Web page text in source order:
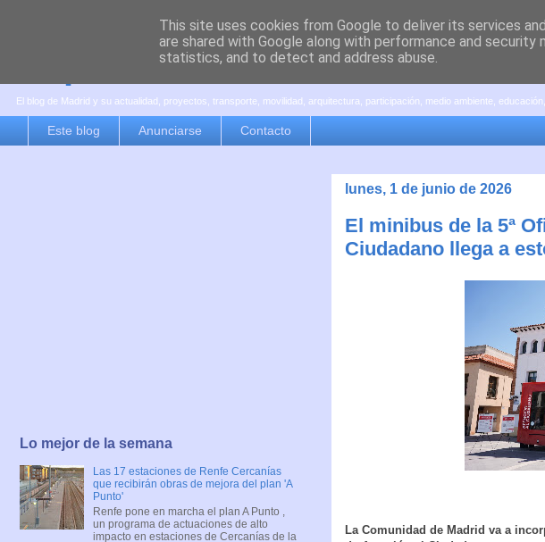
es por madrid
El blog de Madrid y su actualidad, proyectos, transporte, movilidad, arquitectura, participación, medio ambiente, educación,
Este blog Anunciarse Contacto
lunes, 1 de junio de 2026
El minibus de la 5ª
Ciudadano llega a
La Comunidad de Madrid va a
Lo mejor de la semana
Las 17 estaciones de Renfe Cercanías
que recibirán obras de mejora del plan 'A
Punto'
Renfe pone en marcha el plan A Punto ,
un programa de actuaciones de alto
impacto en estaciones de Cercanías de la
This site uses cookies from Google to deliver its services
are shared with Google along with performance and
statistics, and to detect and address abuse.